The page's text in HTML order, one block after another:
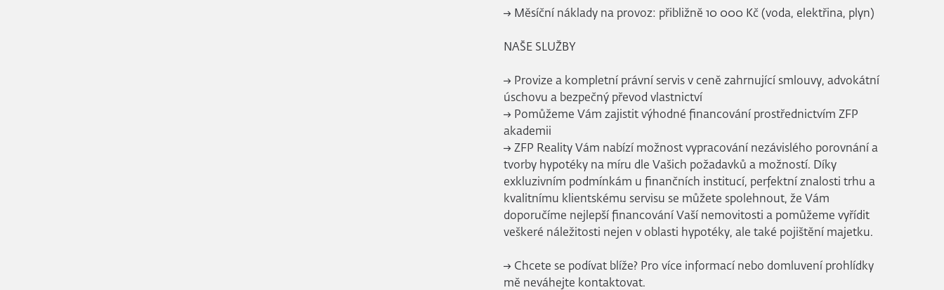
→ Měsíční náklady na provoz: přibližně 10 000 Kč (voda, elektřina, plyn)
NAŠE SLUŽBY
→ Provize a kompletní právní servis v ceně zahrnující smlouvy, advokátní
úschovu a bezpečný převod vlastnictví
→ Pomůžeme Vám zajistit výhodné financování prostřednictvím ZFP
akademii
→ ZFP Reality Vám nabízí možnost vypracování nezávislého porovnání a
tvorby hypotéky na míru dle Vašich požadavků a možností. Díky
exkluzivním podmínkám u finančních institucí, perfektní znalosti trhu a
kvalitnímu klientskému servisu se můžete spolehnout, že Vám
doporučíme nejlepší financování Vaší nemovitosti a pomůžeme vyřídit
veškeré náležitosti nejen v oblasti hypotéky, ale také pojištění majetku.
→ Chcete se podívat blíže? Pro více informací nebo domluvení prohlídky
mě neváhejte kontaktovat.